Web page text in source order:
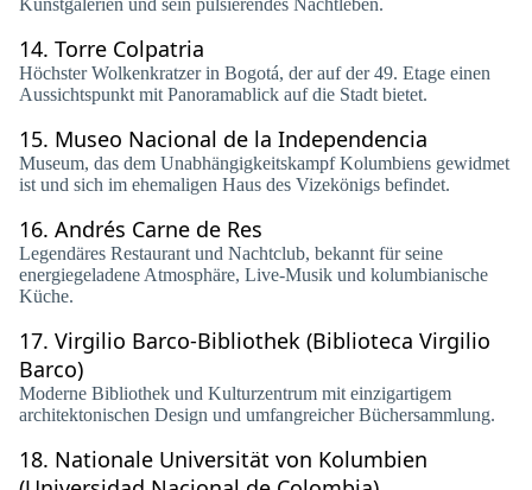
Kunstgalerien und sein pulsierendes Nachtleben.
14. Torre Colpatria
Höchster Wolkenkratzer in Bogotá, der auf der 49. Etage einen
Aussichtspunkt mit Panoramablick auf die Stadt bietet.
15. Museo Nacional de la Independencia
Museum, das dem Unabhängigkeitskampf Kolumbiens gewidmet
ist und sich im ehemaligen Haus des Vizekönigs befindet.
16. Andrés Carne de Res
Legendäres Restaurant und Nachtclub, bekannt für seine
energiegeladene Atmosphäre, Live-Musik und kolumbianische
Küche.
17. Virgilio Barco-Bibliothek (Biblioteca Virgilio
Barco)
Moderne Bibliothek und Kulturzentrum mit einzigartigem
architektonischen Design und umfangreicher Büchersammlung.
18. Nationale Universität von Kolumbien